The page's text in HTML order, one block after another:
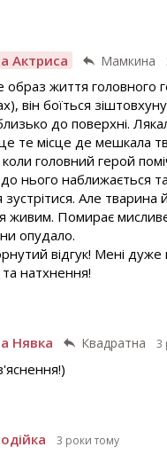
Актриса Мамкина
життя головного
він боїться
до поверхні.
те місце де мешкала
коли головний герой
нього наближається
Але тварина
живим. Помирає
опудало.
відгук! Мені дуже
та натхнення!
Нявка Квадратна 3
3 роки тому